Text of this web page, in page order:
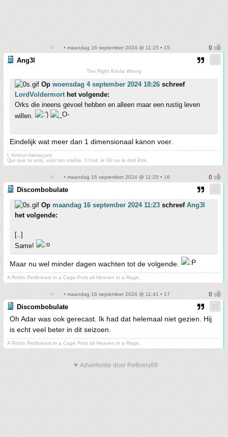
• maandag 16 september 2024 @ 11:25 • 15
Ang3l
The Right Kinda Wrong
Op woensdag 4 september 2024 18:26 schreef
LordVoldermorthet volgende:
Orks die ineens gevoel hebben en alleen maar een rustig leven
willen.
Eindelijk wat meer dan 1 dimensionaal kanon voer.
L'Amour menaçant:
Qui que tu sois, voici ton maître. Il l'est, le fût ou le doit être.
• maandag 16 september 2024 @ 11:25 • 16
Discombobulate
Op maandag 16 september 2024 11:23 schreef Ang3l
het volgende:
[..]
Same!
Maar nu wel minder dagen wachten tot de volgende.
A Robin Redbreast in a Cage Puts all Heaven in a Rage.
• maandag 16 september 2024 @ 11:41 • 17
Discombobulate
Oh Adar was ook gerecast. Ik had dat helemaal niet gezien. Hij
is echt veel beter in dit seizoen.
A Robin Redbreast in a Cage Puts all Heaven in a Rage.
▼ Advertentie door Refinery89